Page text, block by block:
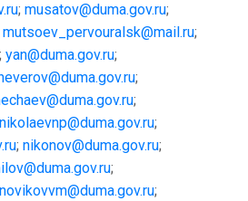
; musatov@duma.gov.ru;
mutsoev_pervouralsk@mail.ru;
; yan@duma.gov.ru;
;
;
nikolaevnp@duma.gov.ru;
; nikonov@duma.gov.ru;
;
novikovvm@duma.gov.ru;